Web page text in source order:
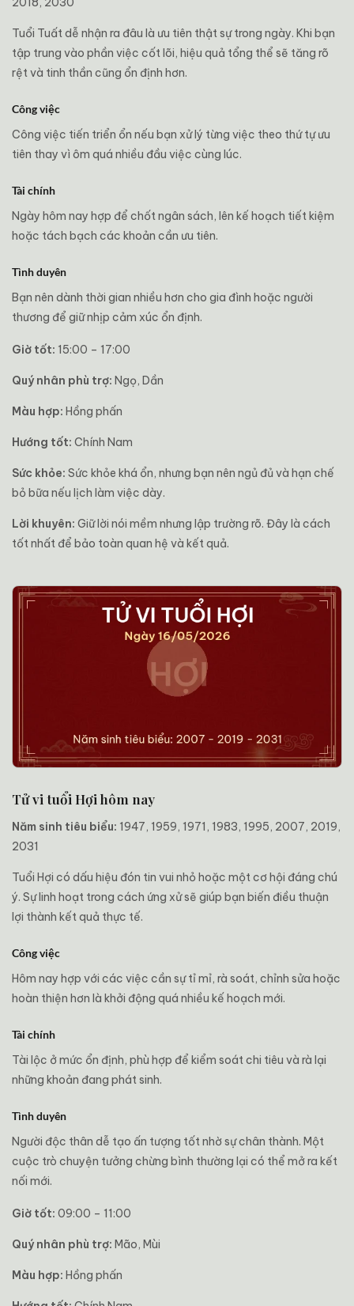
Tuổi Tuất dễ nhận ra đâu là ưu tiên thật sự trong ngày. Khi bạn
tập trung vào phần việc cốt lõi, hiệu quả tổng thể sẽ tăng rõ
rệt và tinh thần cũng ổn định hơn.
Công việc
Công việc tiến triển ổn nếu bạn xử lý từng việc theo thứ tự ưu
tiên thay vì ôm quá nhiều đầu việc cùng lúc.
Tài chính
Ngày hôm nay hợp để chốt ngân sách, lên kế hoạch tiết kiệm
hoặc tách bạch các khoản cần ưu tiên.
Tình duyên
Bạn nên dành thời gian nhiều hơn cho gia đình hoặc người
thương để giữ nhịp cảm xúc ổn định.
Giờ tốt: 15:00 – 17:00
Quý nhân phù trợ: Ngọ, Dần
Màu hợp: Hồng phấn
Hướng tốt: Chính Nam
Sức khỏe: Sức khỏe khá ổn, nhưng bạn nên ngủ đủ và hạn chế
bỏ bữa nếu lịch làm việc dày.
Lời khuyên: Giữ lời nói mềm nhưng lập trường rõ. Đây là cách
tốt nhất để bảo toàn quan hệ và kết quả.
Tử vi tuổi Hợi hôm nay
Năm sinh tiêu biểu: 1947, 1959, 1971, 1983, 1995, 2007, 2019,
2031
Tuổi Hợi có dấu hiệu đón tin vui nhỏ hoặc một cơ hội đáng chú
ý. Sự linh hoạt trong cách ứng xử sẽ giúp bạn biến điều thuận
lợi thành kết quả thực tế.
Công việc
Hôm nay hợp với các việc cần sự tỉ mỉ, rà soát, chỉnh sửa hoặc
hoàn thiện hơn là khởi động quá nhiều kế hoạch mới.
Tài chính
Tài lộc ở mức ổn định, phù hợp để kiểm soát chi tiêu và rà lại
những khoản đang phát sinh.
Tình duyên
Người độc thân dễ tạo ấn tượng tốt nhờ sự chân thành. Một
cuộc trò chuyện tưởng chừng bình thường lại có thể mở ra kết
nối mới.
Giờ tốt: 09:00 – 11:00
Quý nhân phù trợ: Mão, Mùi
Màu hợp: Hồng phấn